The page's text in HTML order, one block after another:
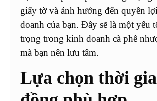
giấy tờ và ảnh hưởng đến quyền
doanh của bạn. Đây sẽ là một yếu
trọng trong kinh doanh cà phê
mà bạn nên lưu tâm.
Lựa chọn thời